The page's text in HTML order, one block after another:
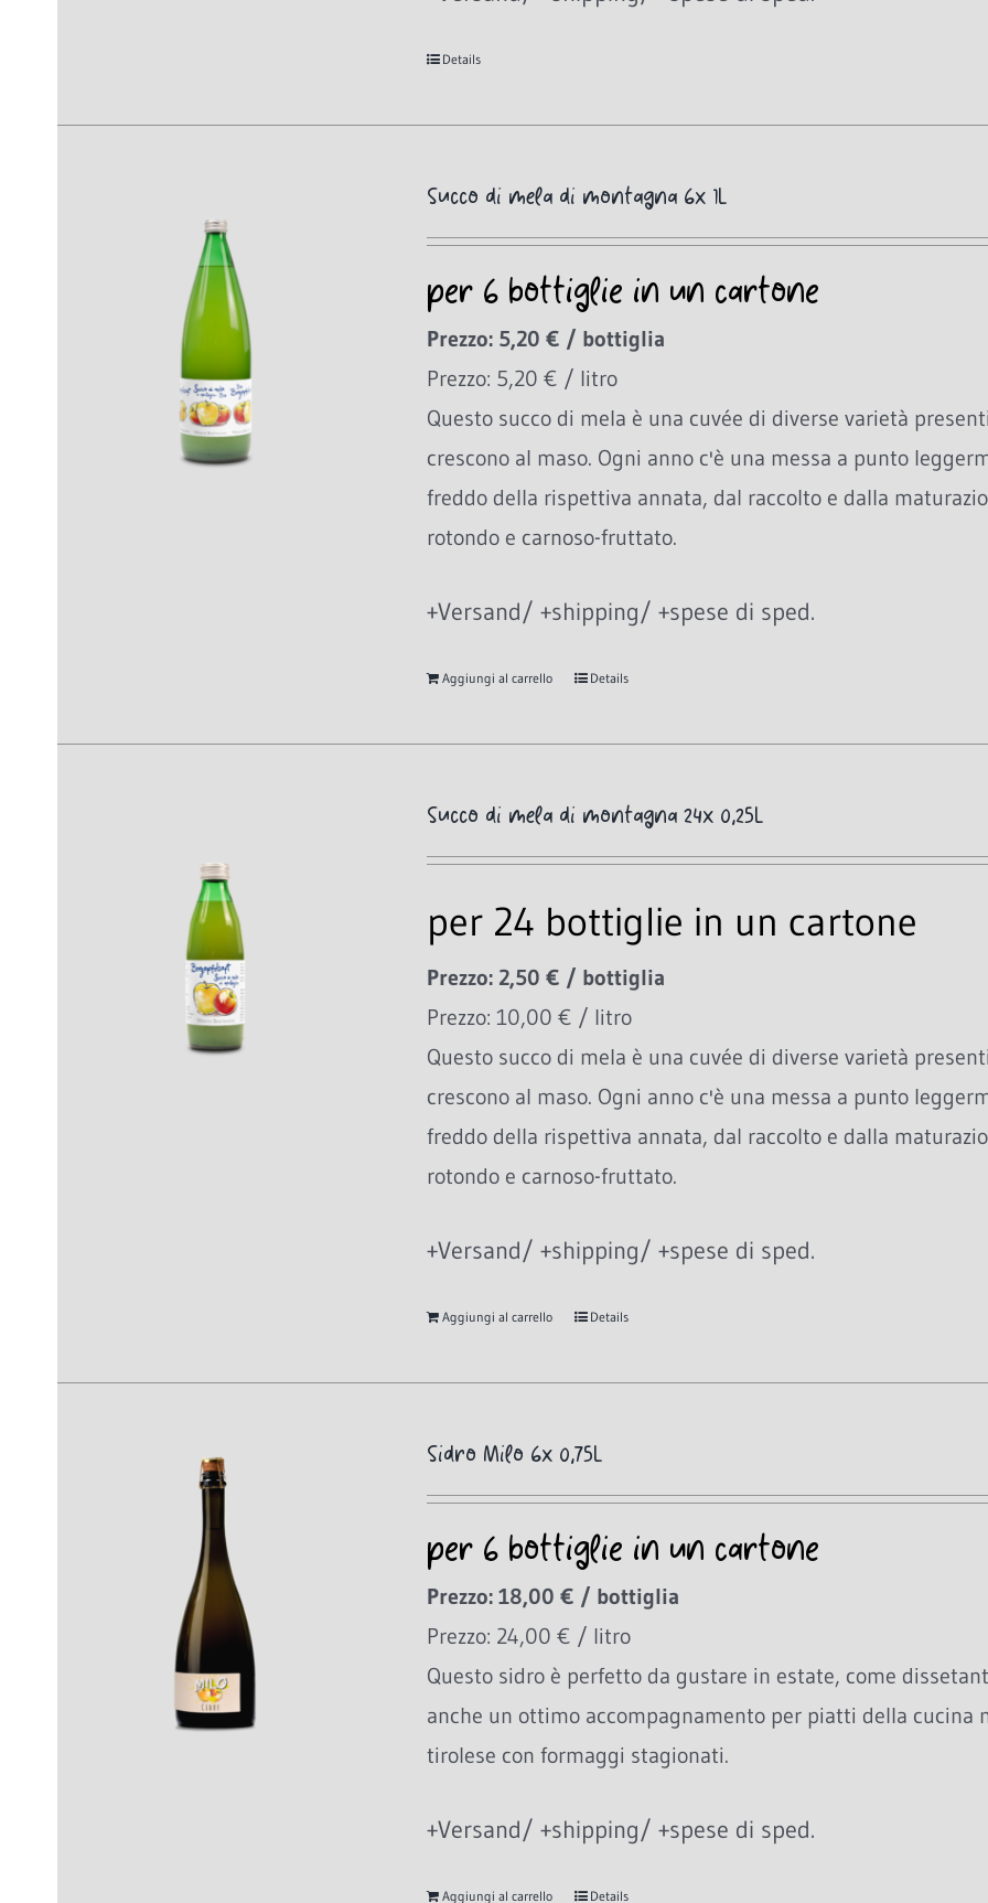
Details
Succo di mela di montagna 6x 1L
per 6 bottiglie in un cartone
Prezzo: 5,20 € / bottiglia
Prezzo: 5,20 € / litro
Questo succo di mela è una cuvée di diverse varietà
crescono al maso. Ogni anno c'è una messa a punto
freddo della rispettiva annata, dal raccolto e dalla
rotondo e carnoso-fruttato.
+Versand/ +shipping/ +spese di sped.
Aggiungi al carrello Details
Succo di mela di montagna 24x 0,25L
per 24 bottiglie in un cartone
Prezzo: 2,50 € / bottiglia
Prezzo: 10,00 € / litro
Questo succo di mela è una cuvée di diverse varietà
crescono al maso. Ogni anno c'è una messa a punto
freddo della rispettiva annata, dal raccolto e dalla
rotondo e carnoso-fruttato.
+Versand/ +shipping/ +spese di sped.
Aggiungi al carrello Details
Sidro Milo 6x 0,75L
per 6 bottiglie in un cartone
Prezzo: 18,00 € / bottiglia
Prezzo: 24,00 € / litro
Questo sidro è perfetto da gustare in estate, come
anche un ottimo accompagnamento per piatti della cucina
tirolese con formaggi stagionati.
+Versand/ +shipping/ +spese di sped.
Aggiungi al carrello Details